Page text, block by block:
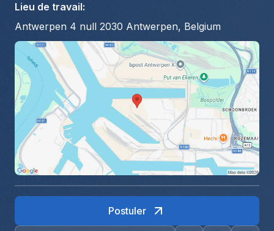
Lieu de travail:
Antwerpen 4 null 2030 Antwerpen, Belgium
Postuler